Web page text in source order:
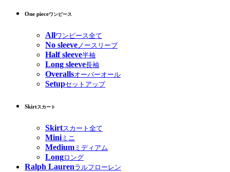
One pieceワンピース
Allワンピース全て
No sleeve ノースリーブ
Half sleeve半袖
Long sleeve長袖
Overallsオーバーオール
Setupセットアップ
Skirtスカート
Skirtスカート全て
Miniミニ
Medium ミディアム
Longロング
Ralph Laurenラルフローレン